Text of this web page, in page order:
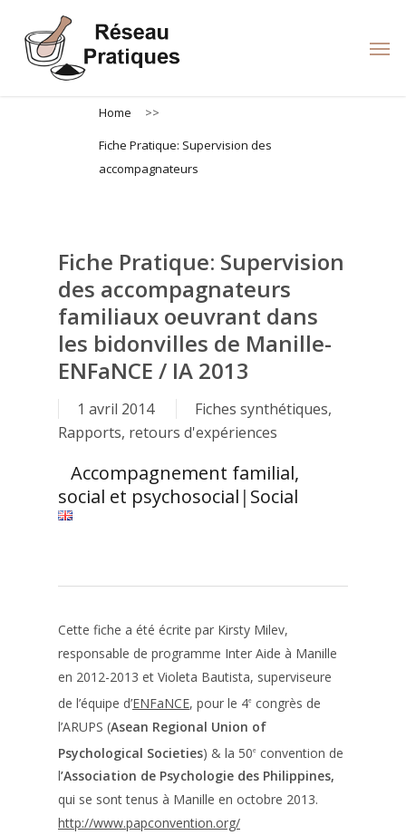
main
Home
>>
Fiche Pratique: Supervision des
accompagnateurs
Fiche Pratique: Supervision
des accompagnateurs
familiaux oeuvrant dans
les bidonvilles de Manille-
ENFaNCE / IA 2013
1 avril 2014 Fiches synthétiques,
Rapports, retours d'expériences
Accompagnement familial,
social et psychosocial | Social
Cette fiche a été écrite par Kirsty Milev,
responsable de programme Inter Aide à Manille
en 2012-2013 et Violeta Bautista, superviseure
de l’équipe d’ENFaNCE, pour le 4e
congrès de
l’ARUPS (Asean Regional Union of
Psychological Societies) & la 50e
convention de
l’Association de Psychologie des Philippines,
qui se sont tenus à Manille en octobre 2013.
http://www.papconvention.org/